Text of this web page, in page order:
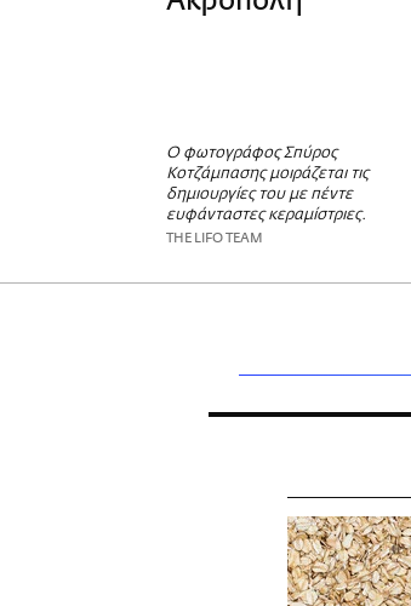
Ο φωτογράφος Σπύρος
Κοτζάμπασης μoιράζεται τις
δημιουργίες του με πέντε
ευφάνταστες κεραμίστριες.
THE LIFO TEAM